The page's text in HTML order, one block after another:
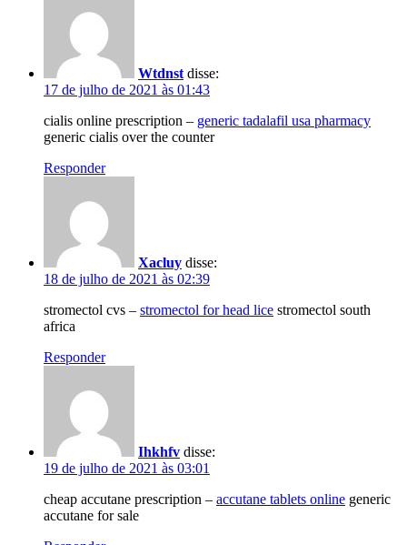
Wtdnst disse:
17 de julho de 2021 às 01:43
cialis online prescription – generic tadalafil usa pharmacy
generic cialis over the counter
Responder
Xacluy disse:
18 de julho de 2021 às 02:39
stromectol cvs – stromectol for head lice stromectol south
africa
Responder
Ihkhfv disse:
19 de julho de 2021 às 03:01
cheap accutane prescription – accutane tablets online generic
accutane for sale